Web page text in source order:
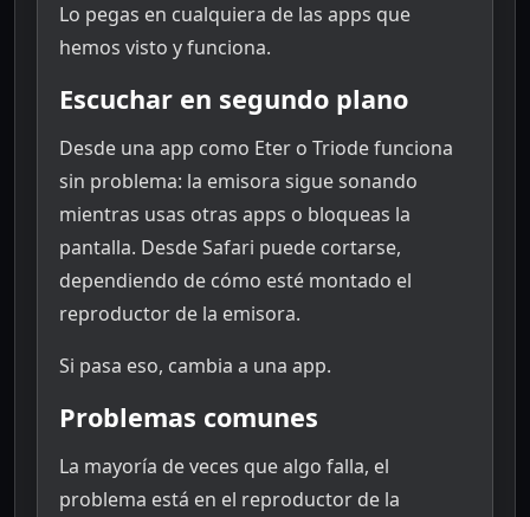
Lo pegas en cualquiera de las apps que
hemos visto y funciona.
Escuchar en segundo plano
Desde una app como Eter o Triode funciona
sin problema: la emisora sigue sonando
mientras usas otras apps o bloqueas la
pantalla. Desde Safari puede cortarse,
dependiendo de cómo esté montado el
reproductor de la emisora.
Si pasa eso, cambia a una app.
Problemas comunes
La mayoría de veces que algo falla, el
problema está en el reproductor de la